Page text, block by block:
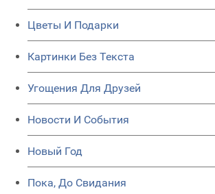
Цветы И Подарки
Картинки Без Текста
Угощения Для Друзей
Новости И События
Новый Год
Пока, До Свидания